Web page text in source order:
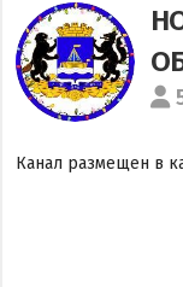
Канал размещен в